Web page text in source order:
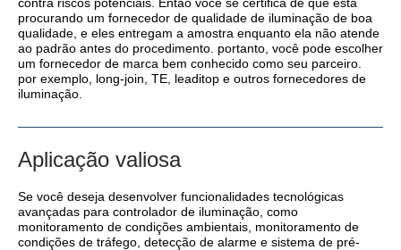
contra riscos potenciais. Então você se certifica de que está
procurando um fornecedor de qualidade de iluminação de boa
qualidade, e eles entregam a amostra enquanto ela não atende
ao padrão antes do procedimento. portanto, você pode escolher
um fornecedor de marca bem conhecido como seu parceiro.
por exemplo, long-join, TE, leaditop e outros fornecedores de
iluminação.
Aplicação valiosa
Se você deseja desenvolver funcionalidades tecnológicas
avançadas para controlador de iluminação, como
monitoramento de condições ambientais, monitoramento de
condições de tráfego, detecção de alarme e sistema de pré-